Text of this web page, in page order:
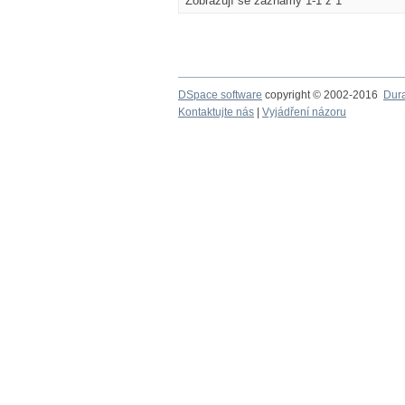
DSpace software copyright © 2002-2016
Kontaktujte nás
Vyjádření názoru